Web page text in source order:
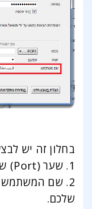
בחלון זה יש
1. שער (Port) שרת הדואר היוצא צריך להיות 25.
2. שם המשתמש
שלכם.